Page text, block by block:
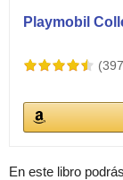
Playmobil
En este libro